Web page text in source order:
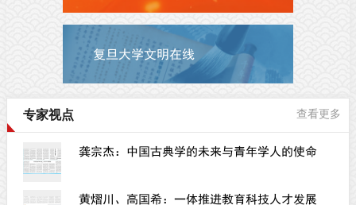
复旦大学文明在线
专家视点 查看更多
龚宗杰：中国古典学的未来与青年学人的使命
黄熠川、高国希：一体推进教育科技人才发展